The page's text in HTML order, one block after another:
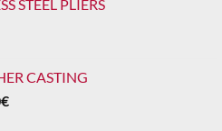
STEEL PLIERS
CASTING
€